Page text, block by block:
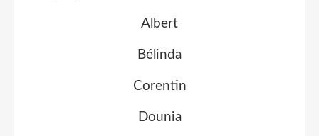
Albert
Bélinda
Corentin
Dounia